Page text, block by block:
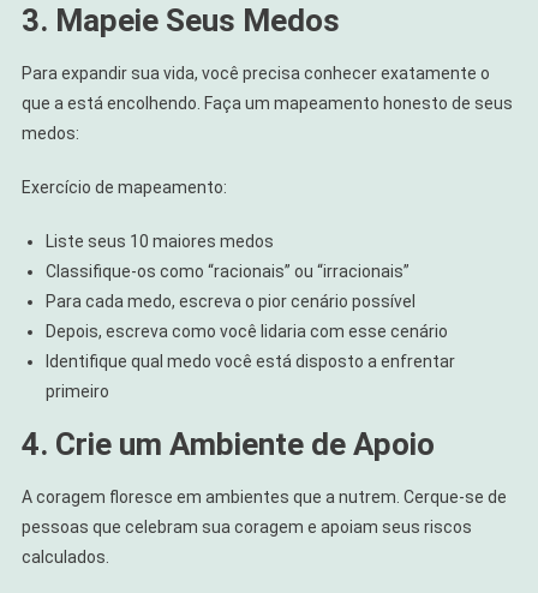
3. Mapeie Seus Medos
Para expandir sua vida, você precisa conhecer exatamente o
que a está encolhendo. Faça um mapeamento honesto de seus
medos:
Exercício de mapeamento:
Liste seus 10 maiores medos
Classifique-os como “racionais” ou “irracionais”
Para cada medo, escreva o pior cenário possível
Depois, escreva como você lidaria com esse cenário
Identifique qual medo você está disposto a enfrentar
primeiro
4. Crie um Ambiente de Apoio
A coragem floresce em ambientes que a nutrem. Cerque-se de
pessoas que celebram sua coragem e apoiam seus riscos
calculados.